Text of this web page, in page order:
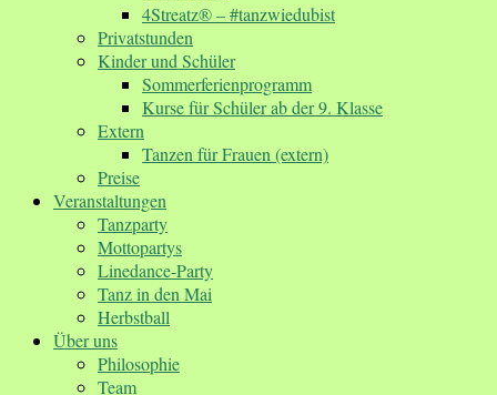
4Streatz® – #tanzwiedubist
Privatstunden
Kinder und Schüler
Sommerferienprogramm
Kurse für Schüler ab der 9. Klasse
Extern
Tanzen für Frauen (extern)
Preise
Veranstaltungen
Tanzparty
Mottopartys
Linedance-Party
Tanz in den Mai
Herbstball
Über uns
Philosophie
Team